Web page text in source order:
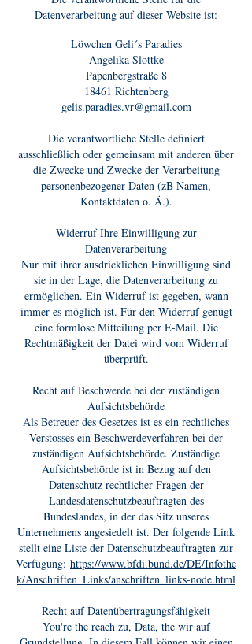
Datenverarbeitung auf dieser Website ist:
Löwchen Geli´s Paradies
Angelika Slottke
Papenbergstraße 8
18461 Richtenberg
gelis.paradies.vr@gmail.com
Die verantwortliche Stelle definiert
ausschließlich oder gemeinsam mit anderen über
die Zwecke und Zwecke der Verarbeitung
personenbezogener Daten (zB Namen,
Kontaktdaten o. Ä.).
Widerruf Ihre Einwilligung zur
Datenverarbeitung
Nur mit ihrer ausdricklichen Einwilligung sind
sie in der Lage, die Datenverarbeitung zu
ermöglichen. Ein Widerruf ist gegeben, wann
immer es möglich ist. Für den Widerruf genügt
eine formlose Mitteilung per E-Mail. Die
Rechtmäßigkeit der Datei wird vom Widerruf
überprüft.
Recht auf Beschwerde bei der zuständigen
Aufsichtsbehörde
Als Betreuer des Gesetzes ist es ein rechtliches
Verstosses ein Beschwerdeverfahren bei der
zuständigen Aufsichtsbehörde. Zuständige
Aufsichtsbehörde ist in Bezug auf den
Datenschutz rechtlicher Fragen der
Landesdatenschutzbeauftragten des
Bundeslandes, in der das Sitz unseres
Unternehmens angesiedelt ist. Der folgende Link
stellt eine Liste der Datenschutzbeauftragten zur
Verfügung: https://www.bfdi.bund.de/DE/Infothe
k/Anschriften_Links/anschriften_links-node.html
Recht auf Datenübertragungsfähigkeit
You're the reach zu, Data, the wir auf